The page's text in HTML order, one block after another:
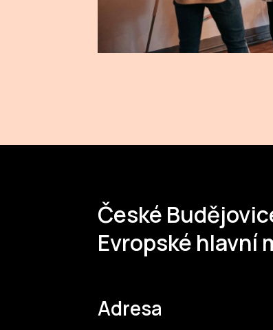
České
Evropské hlavní
Adresa